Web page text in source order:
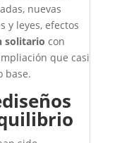
nuevas
y leyes, efectos
solitario con
que casi
base.